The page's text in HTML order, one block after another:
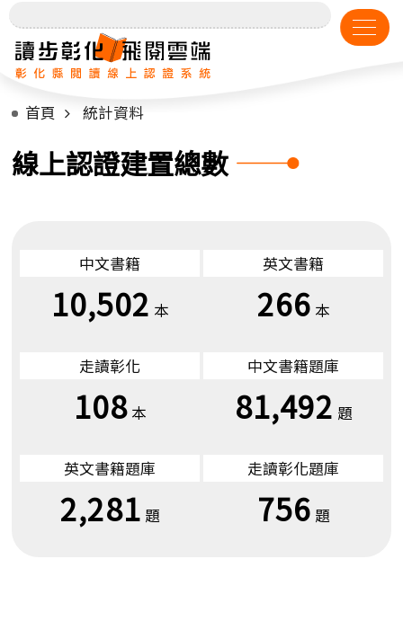
首頁 統計資料
線上認證建置總數
中文書籍
10,502 本
英文書籍
266 本
走讀彰化
108本
中文書籍題庫
81,492 題
英文書籍題庫
2,281 題
走讀彰化題庫
756 題